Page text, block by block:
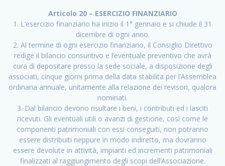
Articolo 20 – ESERCIZIO FINANZIARIO
1. L’esercizio finanziario ha inizio il 1° gennaio e si chiude il 31
dicembre di ogni anno.
2. Al termine di ogni esercizio finanziario, il Consiglio Direttivo
redige il bilancio consuntivo e l’eventuale preventivo che avrà
cura di depositare presso la sede sociale, a disposizione degli
associati, cinque giorni prima della data stabilita per l’Assemblea
ordinaria annuale, unitamente alla relazione dei revisori, qualora
nominati.
3. Dal bilancio devono risultare i beni, i contributi ed i lasciti
ricevuti. Gli eventuali utili o avanzi di gestione, così come le
componenti patrimoniali con essi conseguiti, non potranno
essere distribuiti neppure in modo indiretto, ma dovranno
essere devolute in attività, impianti ed incrementi patrimoniali
finalizzati al raggiungimento degli scopi dell’Associazione.